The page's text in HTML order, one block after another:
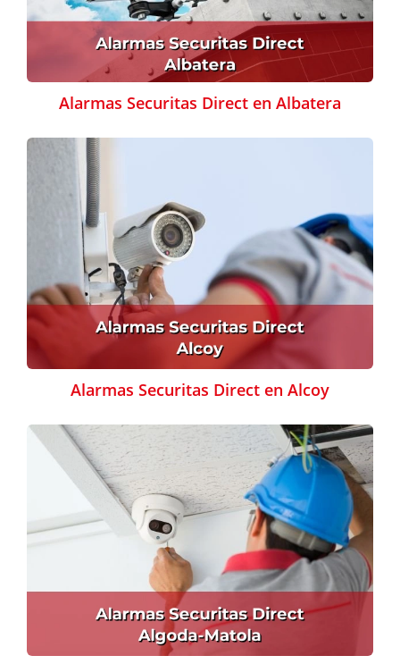
Alarmas Securitas Direct en Albatera
Alarmas Securitas Direct en Alcoy